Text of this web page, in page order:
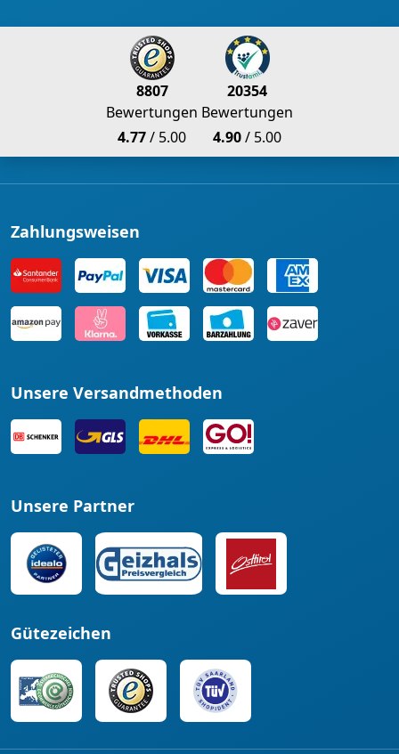
8807
Bewertungen
4.77/ 5.00
20354
Bewertungen
4.90/ 5.00
Zahlungsweisen
Unsere Versandmethoden
Unsere Partner
Gütezeichen